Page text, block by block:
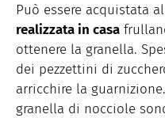
Può essere acquistata
realizzata in casa
ottenere la granella.
dei pezzettini di
arricchire la
granella di nocciole